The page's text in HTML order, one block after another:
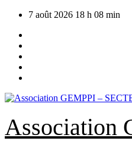
Skip
content
7 août 2026 18 h 08 min
Association